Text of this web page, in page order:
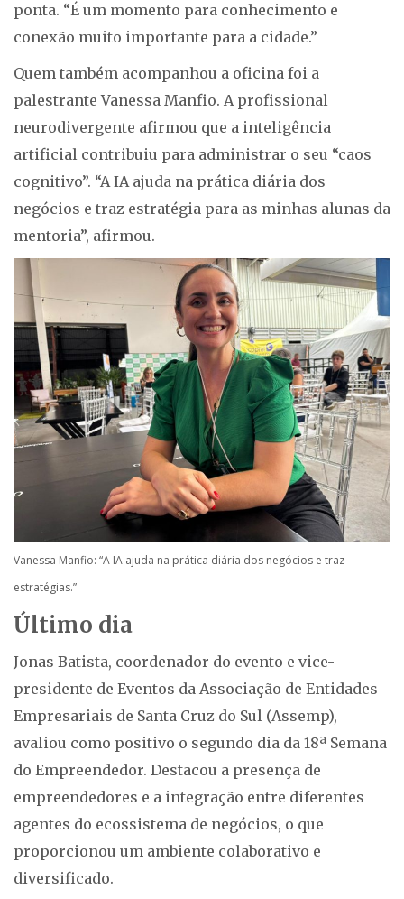
ponta. “É um momento para conhecimento e
conexão muito importante para a cidade.”
Quem também acompanhou a oficina foi a
palestrante Vanessa Manfio. A profissional
neurodivergente afirmou que a inteligência
artificial contribuiu para administrar o seu “caos
cognitivo”. “A IA ajuda na prática diária dos
negócios e traz estratégia para as minhas alunas da
mentoria”, afirmou.
Vanessa Manfio: “A IA ajuda na prática diária dos negócios e traz
estratégias.”
Último dia
Jonas Batista, coordenador do evento e vice-
presidente de Eventos da Associação de Entidades
Empresariais de Santa Cruz do Sul (Assemp),
avaliou como positivo o segundo dia da 18ª Semana
do Empreendedor. Destacou a presença de
empreendedores e a integração entre diferentes
agentes do ecossistema de negócios, o que
proporcionou um ambiente colaborativo e
diversificado.